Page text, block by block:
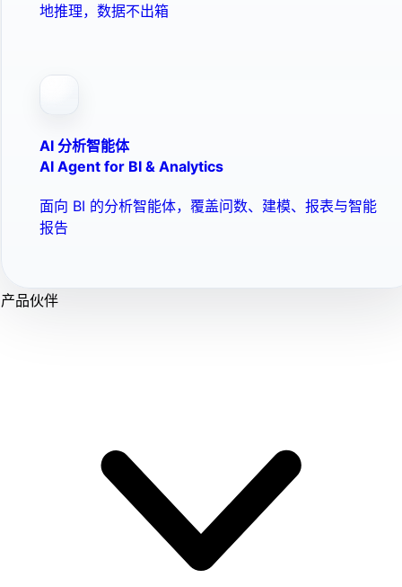
地推理，数据不出箱
AI 分析智能体
AI Agent for BI & Analytics
面向 BI 的分析智能体，覆盖问数、建模、报表与智能
报告
产品伙伴